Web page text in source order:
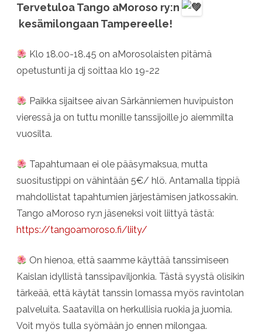
Tervetuloa Tango aMoroso ry:n
kesämilongaan Tampereelle!
Klo 18.00-18.45 on aMorosolaisten pitämä
opetustunti ja dj soittaa klo 19-22
Paikka sijaitsee aivan Särkänniemen huvipuiston
vieressä ja on tuttu monille tanssijoille jo aiemmilta
vuosilta.
Tapahtumaan ei ole pääsymaksua, mutta
suositustippi on vähintään 5€/ hlö. Antamalla tippiä
mahdollistat tapahtumien järjestämisen jatkossakin.
Tango aMoroso ry:n jäseneksi voit liittyä tästä:
https://tangoamoroso.fi/liity/
On hienoa, että saamme käyttää tanssimiseen
Kaislan idyllistä tanssipaviljonkia. Tästä syystä olisikin
tärkeää, että käytät tanssin lomassa myös ravintolan
palveluita. Saatavilla on herkullisia ruokia ja juomia.
Voit myös tulla syömään jo ennen milongaa.